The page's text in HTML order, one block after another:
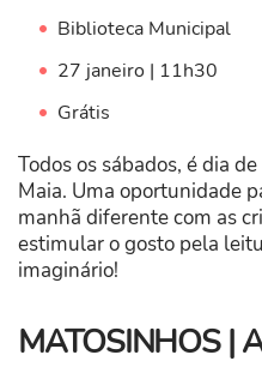
Biblioteca Municipal
27 janeiro | 11h30
Grátis
Todos os sábados, é dia
Maia. Uma oportunidade
manhã diferente com as
estimular o gosto pela
imaginário!
MATOSINHOS |